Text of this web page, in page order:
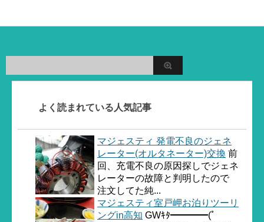
よく読まれている人気記事
マジェスティ 発電不良のジェネ
レーター(オルタネーター)交換 前
回、充電不良の原因探しでジェネ
レーターの故障と判明したので
注文してた純...
マジェスティ室戸岬お泊りツーリ
ングin高知 GWｷﾀ━━━━(ﾟ